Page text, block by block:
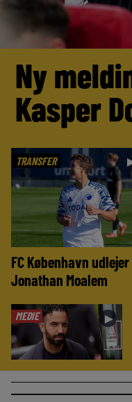
Ny
Kasper
TRANSFER
FC København udlejer
Jonathan Moalem
MEDIE ►